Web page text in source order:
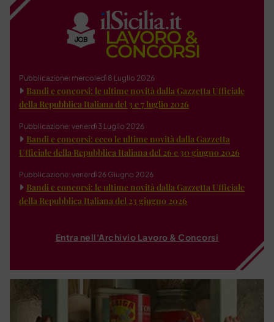
Pubblicazione: mercoledì 8 Luglio 2026
Bandi e concorsi: le ultime novità dalla Gazzetta Ufficiale
della Repubblica Italiana del 3 e 7 luglio 2026
Pubblicazione: venerdì 3 Luglio 2026
Bandi e concorsi: ecco le ultime novità dalla Gazzetta
Ufficiale della Repubblica Italiana del 26 e 30 giugno 2026
Pubblicazione: venerdì 26 Giugno 2026
Bandi e concorsi: le ultime novità dalla Gazzetta Ufficiale
della Repubblica Italiana del 23 giugno 2026
Entra nell'Archivio Lavoro & Concorsi